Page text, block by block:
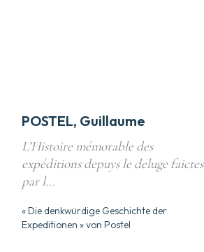
POSTEL, Guillaume
L’Histoire mémorable des
expéditions depuys le deluge faictes
par l...
« Die denkwürdige Geschichte der
Expeditionen » von Postel